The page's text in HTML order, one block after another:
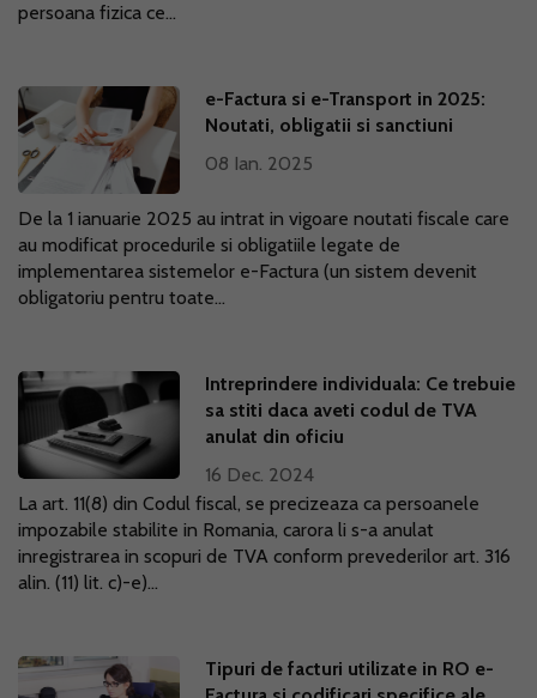
persoana fizica ce...
e-Factura si e-Transport in 2025:
Noutati, obligatii si sanctiuni
08 Ian. 2025
De la 1 ianuarie 2025 au intrat in vigoare noutati fiscale care
au modificat procedurile si obligatiile legate de
implementarea sistemelor e-Factura (un sistem devenit
obligatoriu pentru toate...
Intreprindere individuala: Ce trebuie
sa stiti daca aveti codul de TVA
anulat din oficiu
16 Dec. 2024
La art. 11(8) din Codul fiscal, se precizeaza ca persoanele
impozabile stabilite in Romania, carora li s-a anulat
inregistrarea in scopuri de TVA conform prevederilor art. 316
alin. (11) lit. c)-e)...
Tipuri de facturi utilizate in RO e-